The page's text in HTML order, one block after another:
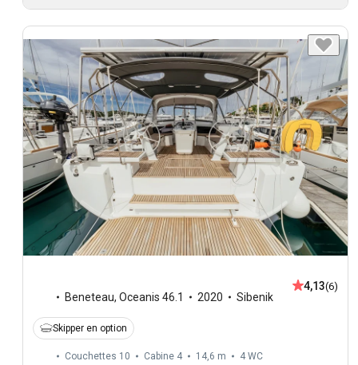
Beneteau, Oceanis 46.1 2020 Sibenik
4,13(6)
Skipper en option
Couchettes 10 Cabine 4 14,6 m 4 WC